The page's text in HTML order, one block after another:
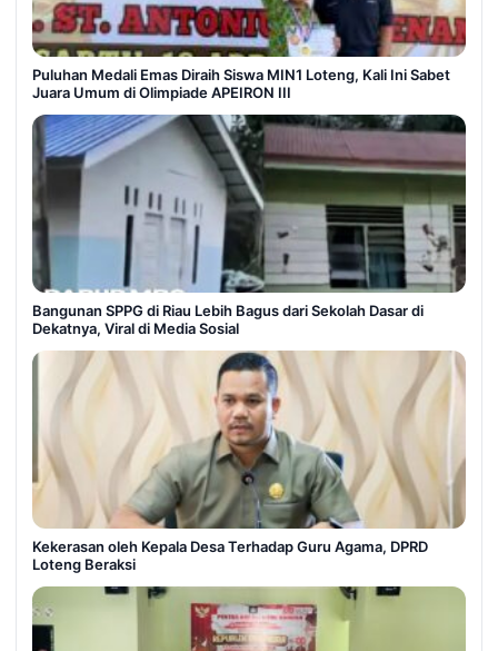
Puluhan Medali Emas Diraih Siswa MIN1 Loteng, Kali Ini Sabet
Juara Umum di Olimpiade APEIRON III
Bangunan SPPG di Riau Lebih Bagus dari Sekolah Dasar di
Dekatnya, Viral di Media Sosial
Kekerasan oleh Kepala Desa Terhadap Guru Agama, DPRD
Loteng Beraksi